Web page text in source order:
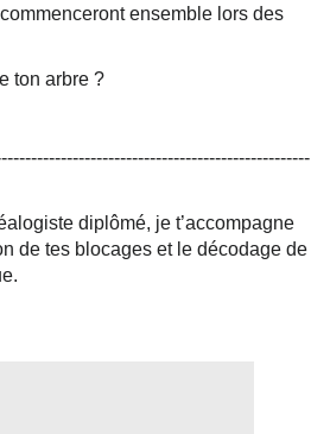
ensemble lors des
ton arbre ?
diplômé, je t’accompagne
de tes blocages et le décodage de